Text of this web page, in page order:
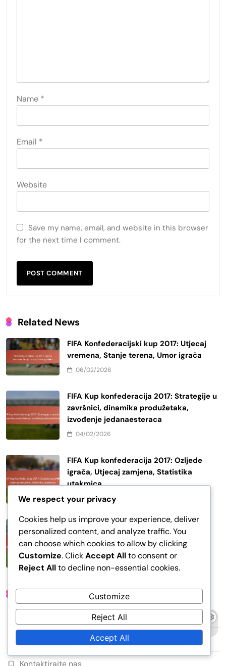
Name *
Email *
Website
Save my name, email, and website in this browser
for the next time I comment.
Related News
FIFA Konfederacijski kup 2017: Utjecaj
vremena, Stanje terena, Umor igrača
06/02/2026
FIFA Kup konfederacija 2017: Strategije u
završnici, dinamika produžetaka,
izvođenje jedanaesteraca
04/02/2026
FIFA Kup konfederacija 2017: Ozljede
igrača, Utjecaj zamjena, Statistika
utakmica
30/01/2026
FIFA Konfederacijski kup 2017: Kemija
momčadi, Partnerstva igrača,
Komunikacija
30/01/2026
Kontaktirajte nas
We respect your privacy
Cookies help us improve your experience, deliver
personalized content, and analyze traffic. You
can choose which cookies to allow by clicking
Customize. ClickAccept Allto consent or
Reject Allto decline non-essential cookies.
Customize
Reject All
Accept All